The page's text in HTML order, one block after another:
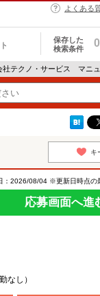
よくある
保存した
検索条件
0
社テクノ・サービス マニ
キ
：2026/08/04 ※更新日時点の
応募画面へ進
なし）